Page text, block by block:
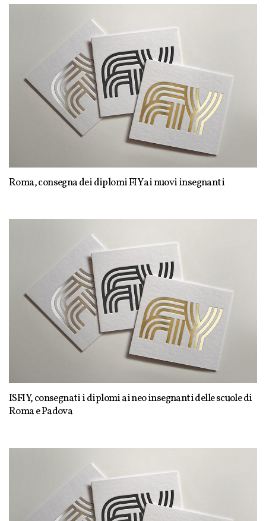
Roma, consegna dei diplomi FIY ai nuovi insegnanti
ISFIY, consegnati i diplomi ai neo insegnanti delle scuole di
Roma e Padova